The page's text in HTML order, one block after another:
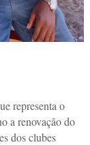
representa o
a renovação do
dos clubes